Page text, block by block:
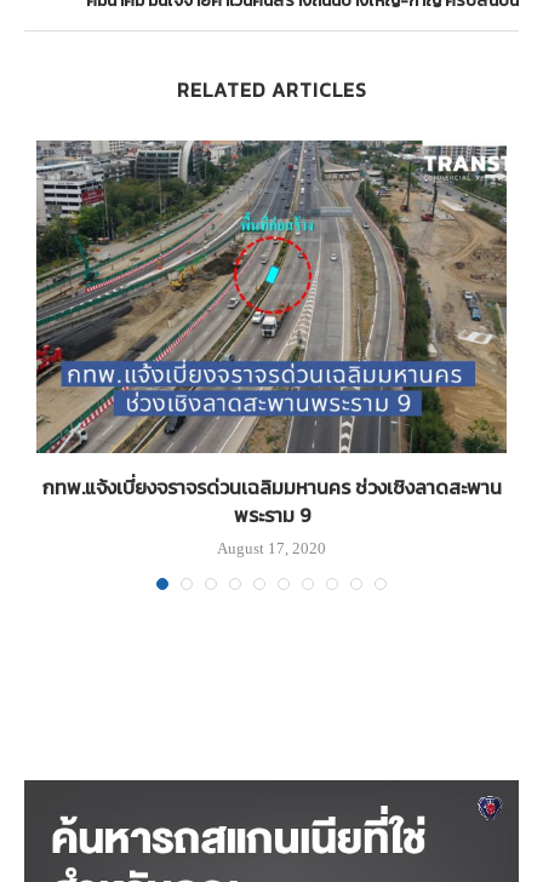
RELATED ARTICLES
กทพ.แจ้งเบี่ยงจราจรด่วนเฉลิมมหานคร ช่วงเชิงลาดสะพาน
พระราม 9
August 17, 2020